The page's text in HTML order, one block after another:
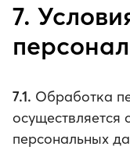
7.
7.1. Обработка
осуществляется
персональных